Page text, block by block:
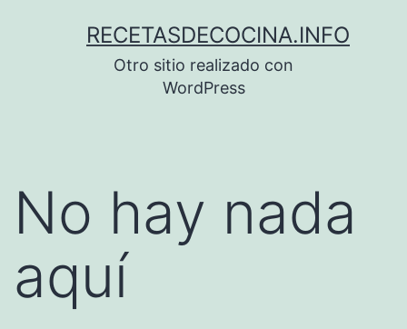
RECETASDECOCINA.INFO
Otro sitio realizado con
WordPress
No hay nada
aquí